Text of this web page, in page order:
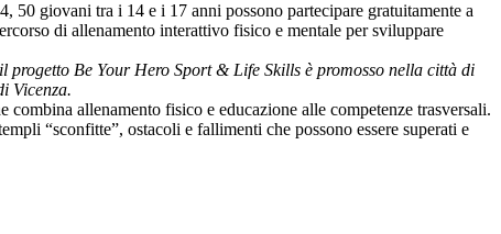
50 giovani tra i 14 e i 17 anni possono partecipare gratuitamente a
di allenamento interattivo fisico e mentale per sviluppare
Be Your Hero Sport & Life Skills è promosso nella città di
Vicenza.
allenamento fisico e educazione alle competenze trasversali.
“sconfitte”, ostacoli e fallimenti che possono essere superati e